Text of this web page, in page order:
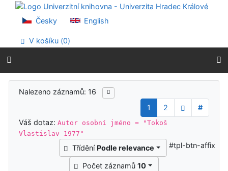
Přejít na obsah
Přejít na menu
Prohlášení o webové přístupnosti
Česky English
V košíku (0)
Výsledky vyhledávání
Nalezeno záznamů: 16
1
2
#
Váš dotaz:Autor osobní jméno = "Tokoš
Vlastislav 1977"
Třídění Podle relevance
Počet záznamů 10
#tpl-btn-affix